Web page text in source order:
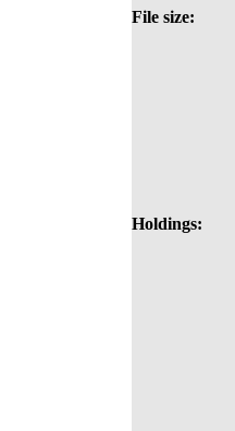
File size:
Holdings: